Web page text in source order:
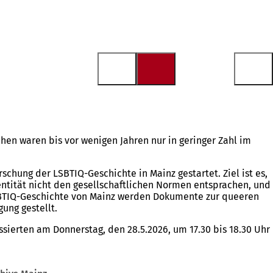
waren bis vor wenigen Jahren nur in geringer Zahl im
der LSBTIQ-Geschichte in Mainz gestartet. Ziel ist es,
nicht den gesellschaftlichen Normen entsprachen, und
Geschichte von Mainz werden Dokumente zur queeren
gestellt.
am Donnerstag, den 28.5.2026, um 17.30 bis 18.30 Uhr